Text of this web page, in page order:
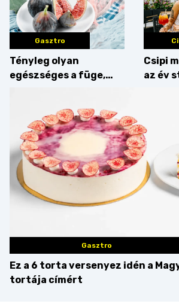
Gasztro
Tényleg olyan
egészséges a füge,
Csipi
az év
Gasztro
Ez a 6 torta versenyez idén a
tortája címért